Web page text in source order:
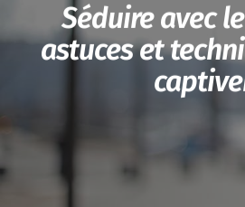
Séduire avec
astuces et